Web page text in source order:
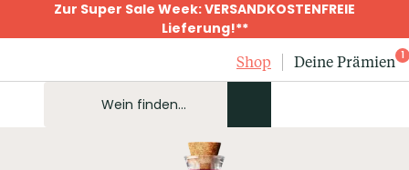
Zur Super Sale Week: VERSANDKOSTENFREIE
Lieferung!**
Shop
Deine Prämien 1